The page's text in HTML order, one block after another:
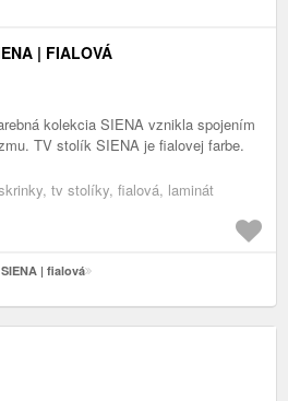
| FIALOVÁ
kolekcia SIENA vznikla spojením
TV stolík SIENA je fialovej farbe.
tv stolíky, fialová, laminát
| fialová